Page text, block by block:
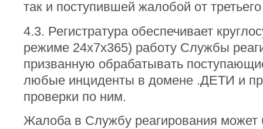
так и поступившей жалобой от
4.3. Регистратура обеспечивает
режиме 24х7х365) работу Службы
призванную обрабатывать
любые инциденты в домене .ДЕТИ и
проверки по ним.
Жалоба в Службу реагирования может